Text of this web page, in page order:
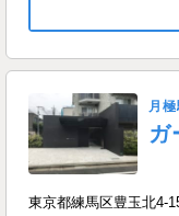
月
ガ
東京都練馬区豊玉北4-